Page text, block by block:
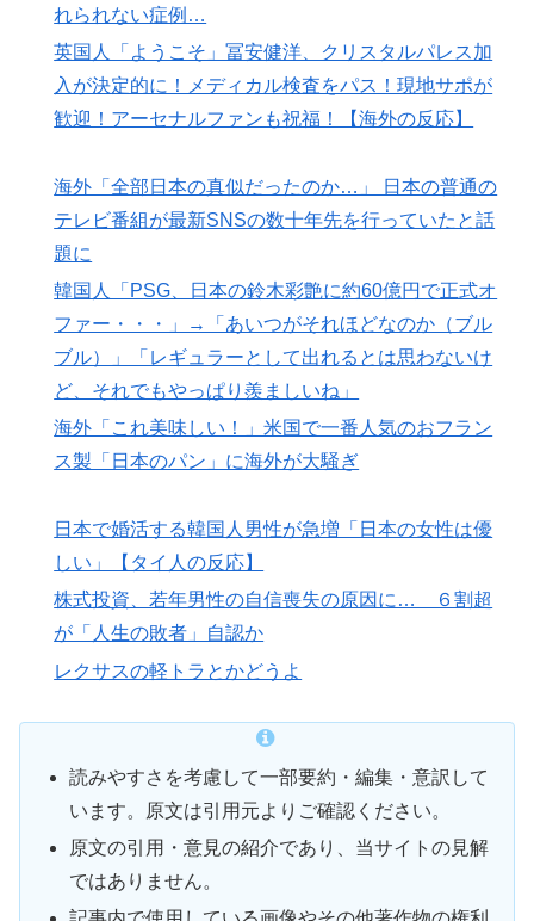
れられない症例…
英国人「ようこそ」冨安健洋、クリスタルパレス加
入が決定的に！メディカル検査をパス！現地サポが
歓迎！アーセナルファンも祝福！【海外の反応】
海外「全部日本の真似だったのか…」 日本の普通の
テレビ番組が最新SNSの数十年先を行っていたと話
題に
韓国人「PSG、日本の鈴木彩艶に約60億円で正式オ
ファー・・・」→「あいつがそれほどなのか（ブル
ブル）」「レギュラーとして出れるとは思わないけ
ど、それでもやっぱり羨ましいね」
海外「これ美味しい！」米国で一番人気のおフラン
ス製「日本のパン」に海外が大騒ぎ
日本で婚活する韓国人男性が急増「日本の女性は優
しい」【タイ人の反応】
株式投資、若年男性の自信喪失の原因に… ６割超
が「人生の敗者」自認か
レクサスの軽トラとかどうよ
読みやすさを考慮して一部要約・編集・意訳して
います。原文は引用元よりご確認ください。
原文の引用・意見の紹介であり、当サイトの見解
ではありません。